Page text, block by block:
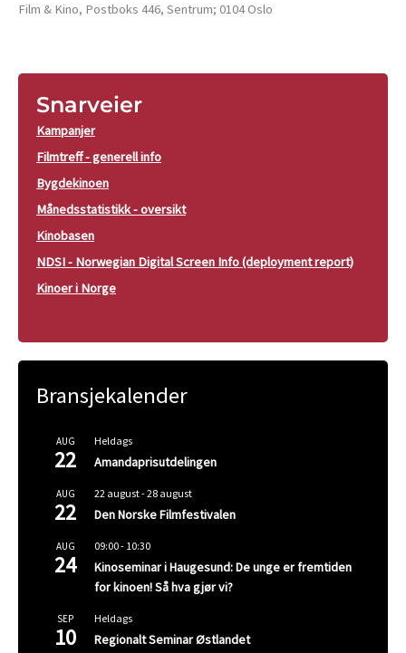
Film & Kino, Postboks 446, Sentrum; 0104 Oslo
Snarveier
Kampanjer
Filmtreff - generell info
Bygdekinoen
Månedsstatistikk - oversikt
Kinobasen
NDSI - Norwegian Digital Screen Info (deployment report)
Kinoer i Norge
Bransjekalender
AUG
22
Heldags
Amandaprisutdelingen
AUG
22
22 august-28 august
Den Norske Filmfestivalen
AUG
24
09:00- 10:30
Kinoseminar i Haugesund: De unge er fremtiden
for kinoen! Så hva gjør vi?
SEP
10
Heldags
Regionalt Seminar Østlandet